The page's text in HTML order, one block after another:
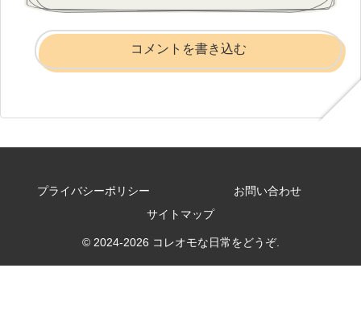
コメントを書き込む
プライバシーポリシー
お問い合わせ
サイトマップ
© 2024-2026 コレオモな日常をどうぞ.